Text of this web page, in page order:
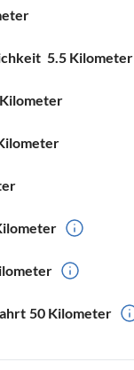
5.5 Kilometer
50 Kilometer